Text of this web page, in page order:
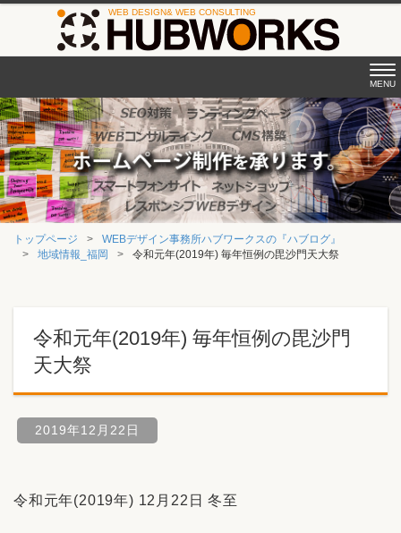
MENU
トップページ
WEBデザイン事務所ハブワークスの『ハブログ』
地域情報_福岡
令和元年(2019年) 毎年恒例の毘沙門天大祭
令和元年(2019年) 毎年恒例の毘沙門
天大祭
2019年12月22日
令和元年(2019年) 12月22日 冬至